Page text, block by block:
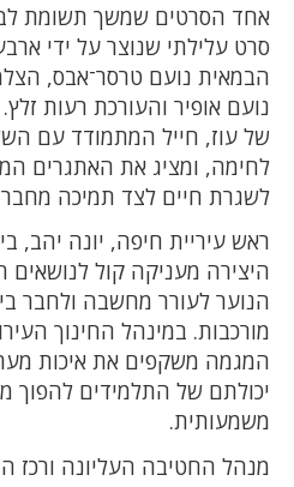
אחד הסרטים שמשך תשומת לב
סרט עלילתי שנוצר על ידי
הבמאית נועם טרסר־אבס,
נועם אופיר והעורכת רעות
של עוז, חייל המתמודד עם
לחימה, ומציג את האתגרים
לשגרת חיים לצד תמיכה מחבר
ראש עיריית חיפה, יונה יהב,
היצירה מעניקה קול לנושאים
הנוער לעורר מחשבה ולחבר
מורכבות. במינהל החינוך
המגמה משקפים את איכות
יכולתם של התלמידים להפוך
משמעותית.
מנהל החטיבה העליונה ורכז